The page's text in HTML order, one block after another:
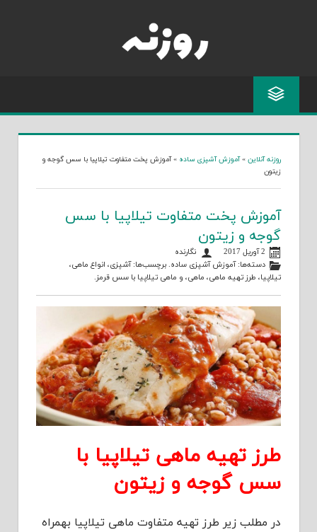
روزنه آنلاین »آموزش آشپزی ساده »آموزش پخت متفاوت تیلاپیا با سس گوجه و
زیتون
آموزش پخت متفاوت تیلاپیا با سس
گوجه و زیتون
2 آوریل 2017
نگارنده
دسته‌ها:آموزش آشپزی ساده. برچسب‌ها:آشپزی، انواع ماهی،
تیلاپیا، طرز تهیه ماهی، ماهی، و ماهی تیلاپیا با سس قرمز.
طرز تهیه ماهی تیلاپیا با
سس گوجه و زیتون
در مطلب زیر طرز تهیه متفاوت ماهی تیلاپیا بهمراه